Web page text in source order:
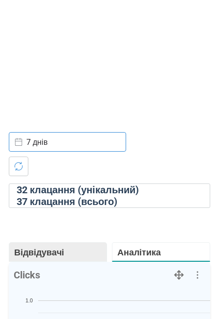
32клацання (унікальний)
37клацання (всього)
7 днів
Відвідувачі Аналітика
Clicks
1.0